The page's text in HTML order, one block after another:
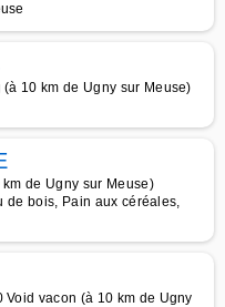
10 km de Ugny sur Meuse)
de Ugny sur Meuse)
de bois, Pain aux céréales,
vacon (à 10 km de Ugny